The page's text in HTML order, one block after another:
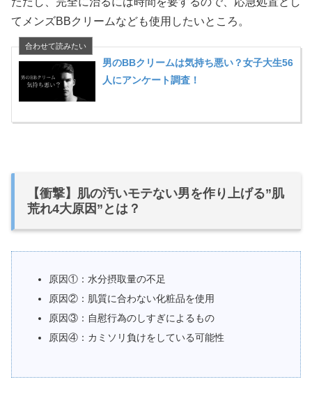
てメンズBBクリームなども使用したいところ。
男のBBクリームは気持ち悪い？女子大生56
人にアンケート調査！
【衝撃】肌の汚いモテない男を作り上げる”肌
荒れ4大原因”とは？
原因①：水分摂取量の不足
原因②：肌質に合わない化粧品を使用
原因③：自慰行為のしすぎによるもの
原因④：カミソリ負けをしている可能性